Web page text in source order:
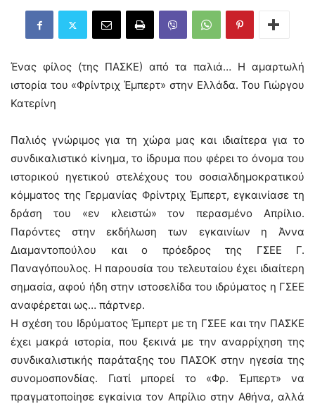
Ένας φίλος (της ΠΑΣΚΕ) από τα παλιά… Η αμαρτωλή
ιστορία του «Φρίντριχ Έμπερτ» στην Ελλάδα. Του Γιώργου
Κατερίνη
Παλιός γνώριμος για τη χώρα μας και ιδιαίτερα για το
συνδικαλιστικό κίνημα, το ίδρυμα που φέρει το όνομα του
ιστορικού ηγετικού στελέχους του σοσιαλδημοκρατικού
κόμματος της Γερμανίας Φρίντριχ Έμπερτ, εγκαινίασε τη
δράση του «εν κλειστώ» τον περασμένο Απρίλιο.
Παρόντες στην εκδήλωση των εγκαινίων η Άννα
Διαμαντοπούλου και ο πρόεδρος της ΓΣΕΕ Γ.
Παναγόπουλος. Η παρουσία του τελευταίου έχει ιδιαίτερη
σημασία, αφού ήδη στην ιστοσελίδα του ιδρύματος η ΓΣΕΕ
αναφέρεται ως… πάρτνερ.
Η σχέση του Ιδρύματος Έμπερτ με τη ΓΣΕΕ και την ΠΑΣΚΕ
έχει μακρά ιστορία, που ξεκινά με την αναρρίχηση της
συνδικαλιστικής παράταξης του ΠΑΣΟΚ στην ηγεσία της
συνομοσπονδίας. Γιατί μπορεί το «Φρ. Έμπερτ» να
πραγματοποίησε εγκαίνια τον Απρίλιο στην Αθήνα, αλλά